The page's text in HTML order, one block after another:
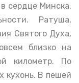
сердце Минска.
Ратуша,
Святого Духа,
близко на
километр. По
кухонь. В пешей